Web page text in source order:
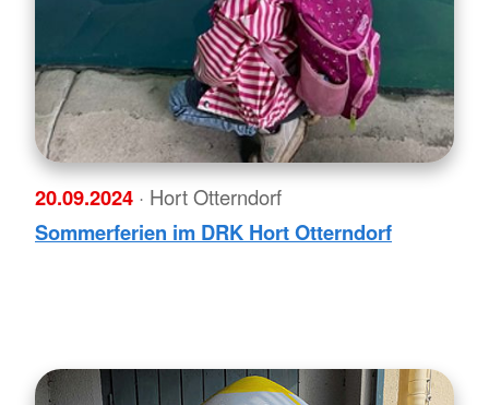
20.09.2024 · Hort Otterndorf
Sommerferien im DRK Hort Otterndorf